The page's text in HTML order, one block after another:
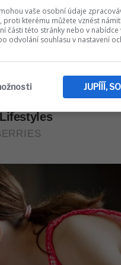
vaše osobní údaje
proti kterému můžete vznést
části této stránky nebo v
odvolání souhlasu v nastavení
JUPÍÍÍ,